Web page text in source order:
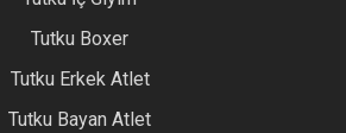
Tutku Boxer
Tutku Erkek Atlet
Tutku Bayan Atlet